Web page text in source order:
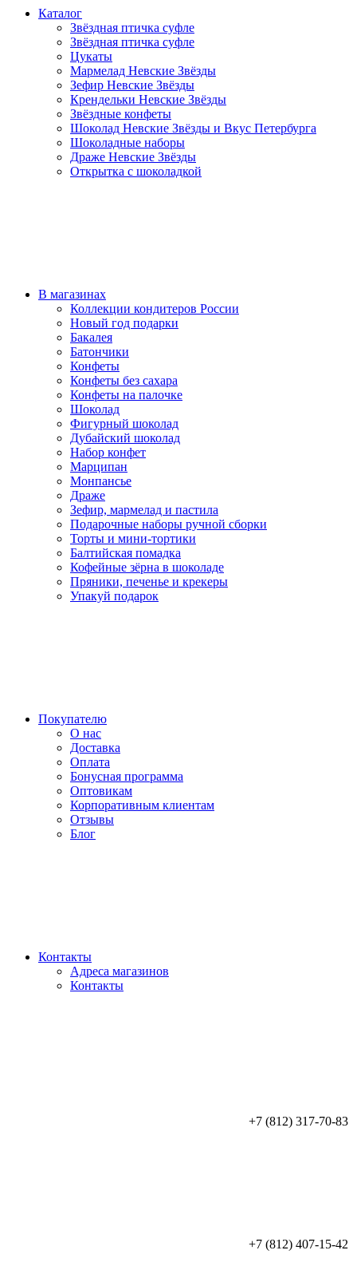
Каталог
Звёздная птичка суфле
Звёздная птичка суфле
Цукаты
Мармелад Невские Звёзды
Зефир Невские Звёзды
Крендельки Невские Звёзды
Звёздные конфеты
Шоколад Невские Звёзды и Вкус Петербурга
Шоколадные наборы
Драже Невские Звёзды
Открытка с шоколадкой
В магазинах
Коллекции кондитеров России
Новый год подарки
Бакалея
Батончики
Конфеты
Конфеты без сахара
Конфеты на палочке
Шоколад
Фигурный шоколад
Дубайский шоколад
Набор конфет
Марципан
Монпансье
Драже
Зефир, мармелад и пастила
Подарочные наборы ручной сборки
Торты и мини-тортики
Балтийская помадка
Кофейные зёрна в шоколаде
Пряники, печенье и крекеры
Упакуй подарок
Покупателю
О нас
Доставка
Оплата
Бонусная программа
Оптовикам
Корпоративным клиентам
Отзывы
Блог
Контакты
Адреса магазинов
Контакты
+7 (812) 317-70-83
+7 (812) 407-15-42